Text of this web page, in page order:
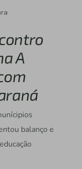
A
balanço e